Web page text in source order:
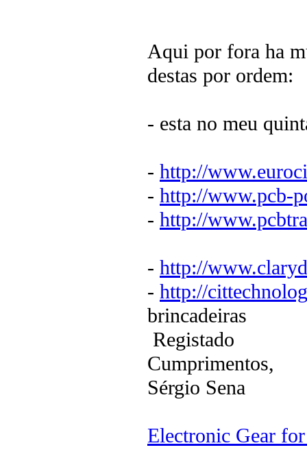
Aqui por fora ha
destas por ordem:
- esta no meu
- http://
- http://www.pcb-
- http://
- http://
- http://
brincadeiras
Registado
Cumprimentos,
Sérgio Sena
Electronic Gear